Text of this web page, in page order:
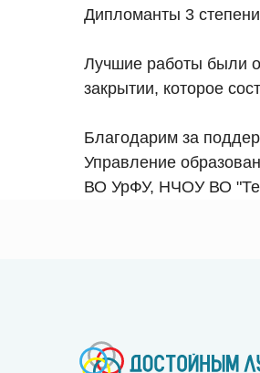
️Дипломанты 3
Лучшие работы были
закрытии, которое
Благодарим за
Управление
ВО УрФУ, НЧОУ ВО